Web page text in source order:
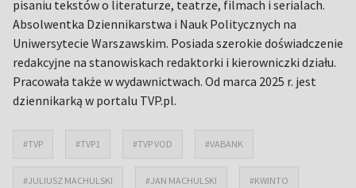
pisaniu tekstów o literaturze, teatrze, filmach i serialach.
Absolwentka Dziennikarstwa i Nauk Politycznych na
Uniwersytecie Warszawskim. Posiada szerokie doświadczenie
redakcyjne na stanowiskach redaktorki i kierowniczki działu.
Pracowała także w wydawnictwach. Od marca 2025 r. jest
dziennikarką w portalu TVP.pl.
#TVP #TVP1 #TVP VOD #VABANK
#JULIUSZ MACHULSKI #JAN MACHULSKI #KWINTO